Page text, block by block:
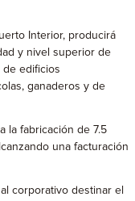
Interior, producirá
y nivel superior de
de edificios
ganaderos y de
la fabricación de 7.5
una facturación
corporativo destinar el